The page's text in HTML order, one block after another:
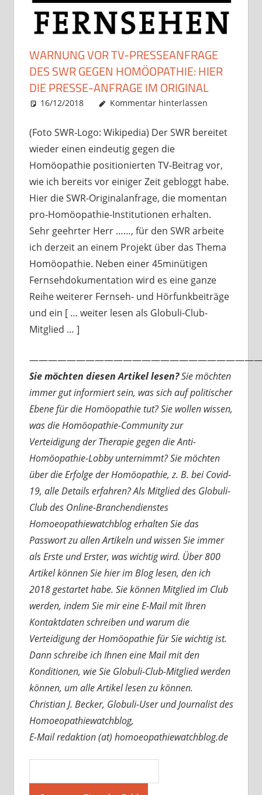
WARNUNG VOR TV-PRESSEANFRAGE
DES SWR GEGEN HOMÖOPATHIE: HIER
DIE PRESSE-ANFRAGE IM ORIGINAL
16/12/2018 Christian J. Becker
Allgemein
Kommentar hinterlassen
(Foto SWR-Logo: Wikipedia) Der SWR bereitet
wieder einen eindeutig gegen die
Homöopathie positionierten TV-Beitrag vor,
wie ich bereits vor einiger Zeit gebloggt habe.
Hier die SWR-Originalanfrage, die momentan
pro-Homöopathie-Institutionen erhalten.
Sehr geehrter Herr ……, für den SWR arbeite
ich derzeit an einem Projekt über das Thema
Homöopathie. Neben einer 45minütigen
Fernsehdokumentation wird es eine ganze
Reihe weiterer Fernseh- und Hörfunkbeiträge
und ein [ … weiter lesen als Globuli-Club-
Mitglied … ]
Sie möchten diesen Artikel lesen?Sie möchten
immer gut informiert sein, was sich auf politischer
Ebene für die Homöopathie tut? Sie wollen wissen,
was die Homöopathie-Community zur
Verteidigung der Therapie gegen die Anti-
Homöopathie-Lobby unternimmt? Sie möchten
über die Erfolge der Homöopathie, z. B. bei Covid-
19, alle Details erfahren? Als Mitglied des Globuli-
Club des Online-Branchendienstes
Homoeopathiewatchblog erhalten Sie das
Passwort zu allen Artikeln und wissen Sie immer
als Erste und Erster, was wichtig wird. Über 800
Artikel können Sie hier im Blog lesen, den ich
2018 gestartet habe. Sie können Mitglied im Club
werden, indem Sie mir eine E-Mail mit Ihren
Kontaktdaten schreiben und warum die
Verteidigung der Homöopathie für Sie wichtig ist.
Dann schreibe ich Ihnen eine Mail mit den
Konditionen, wie Sie Globuli-Club-Mitglied werden
können, um alle Artikel lesen zu können.
Christian J. Becker, Globuli-User und Journalist des
Homoeopathiewatchblog,
E-Mail redaktion (at) homoeopathiewatchblog.de